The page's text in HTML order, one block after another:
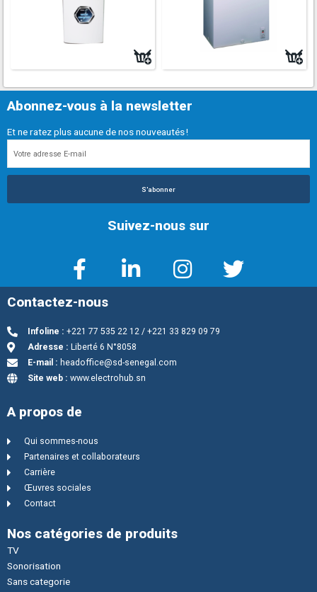
Abonnez-vous à la newsletter
Et ne ratez plus aucune de nos nouveautés !
S'abonner
Suivez-nous sur
Contactez-nous
Infoline : +221 77 535 22 12 / +221 33 829 09 79
Adresse : Liberté 6 N°8058
E-mail : headoffice@sd-senegal.com
Site web : www.electrohub.sn
A propos de
Qui sommes-nous
Partenaires et collaborateurs
Carrière
Œuvres sociales
Contact
Nos catégories de produits
TV
Sonorisation
Sans categorie